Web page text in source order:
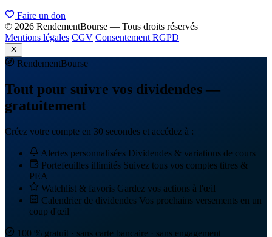
Faire un don
© 2026 RendementBourse — Tous droits réservés
Mentions légales CGV Consentement RGPD
RendementBourse
Tout pour suivre vos dividendes —
gratuitement
Créez votre compte en 30 secondes et accédez à :
Alertes personnalisées Dividendes & variations de cours
Portefeuilles illimités Suivez tous vos comptes titres &
PEA
Watchlist & favoris Gardez vos actions à l'œil
Calendrier de dividendes Vos prochains versements en un
coup d'œil
100 % gratuit · sans carte bancaire · sans engagement